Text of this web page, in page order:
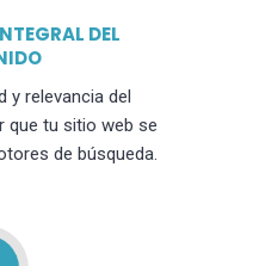
DEL
y relevancia del
que tu sitio web se
de búsqueda.